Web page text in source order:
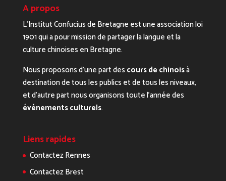
A propos
L’Institut Confucius de Bretagne est une association loi
1901 qui a pour mission de partager la langue et la
culture chinoises en Bretagne.
Nous proposons d’une part des cours de chinoisà
destination de tous les publics et de tous les niveaux,
et d’autre part nous organisons toute l’année des
événements culturels.
Liens rapides
Contactez Rennes
Contactez Brest